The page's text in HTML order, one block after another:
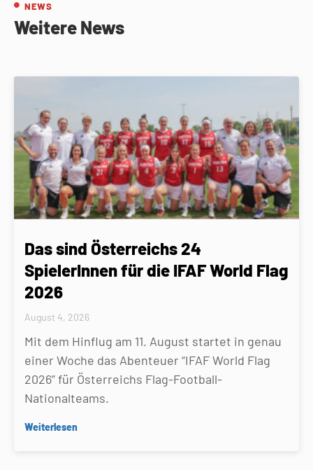
NEWS
Weitere News
Das sind Österreichs 24
SpielerInnen für die IFAF World Flag
2026
August 4, 2026
Mit dem Hinflug am 11. August startet in genau
einer Woche das Abenteuer “IFAF World Flag
2026” für Österreichs Flag-Football-
Nationalteams.
Weiterlesen